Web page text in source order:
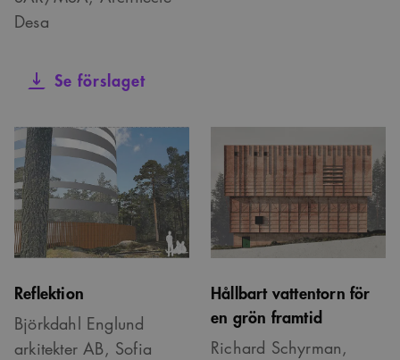
Desa
Se förslaget
Reflektion
Björkdahl Englund
arkitekter AB, Sofia
Hållbart vattentorn för
en grön framtid
Richard Schyrman,